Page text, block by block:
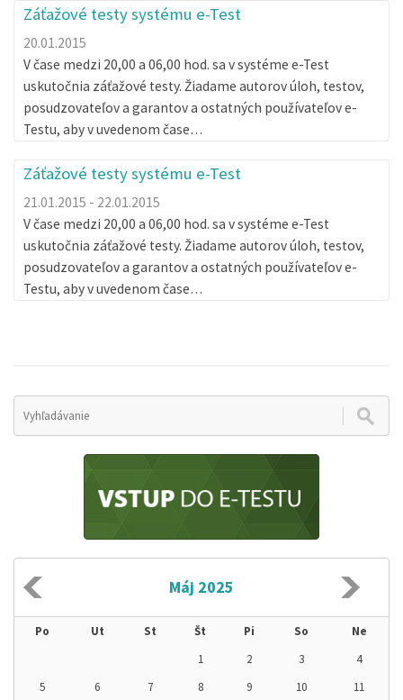
Záťažové testy systému e-Test
20.01.2015
V čase medzi 20,00 a 06,00 hod. sa v systéme e-Test
uskutočnia záťažové testy. Žiadame autorov úloh, testov,
posudzovateľov a garantov a ostatných používateľov e-
Testu, aby v uvedenom čase…
Záťažové testy systému e-Test
21.01.2015 - 22.01.2015
V čase medzi 20,00 a 06,00 hod. sa v systéme e-Test
uskutočnia záťažové testy. Žiadame autorov úloh, testov,
posudzovateľov a garantov a ostatných používateľov e-
Testu, aby v uvedenom čase…
Máj 2025
Po Ut St Št Pi So
Ne
1
2 3
4
5
6 7 8 9 10
11